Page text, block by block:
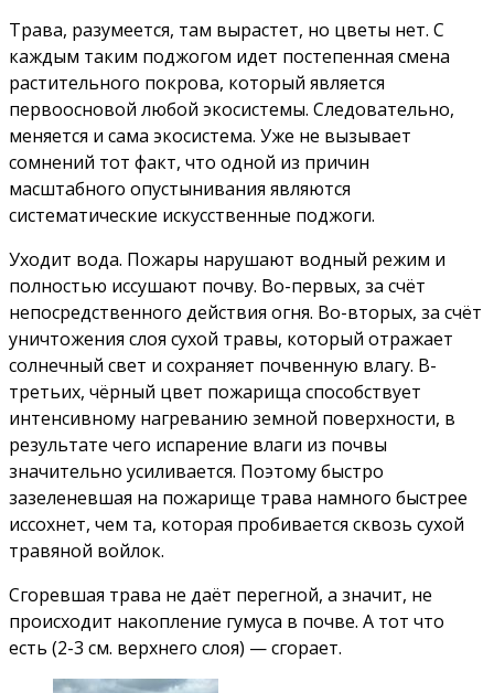
Трава, разумеется, там вырастет, но цветы нет. С
каждым таким поджогом идет постепенная смена
растительного покрова, который является
первоосновой любой экосистемы. Следовательно,
меняется и сама экосистема. Уже не вызывает
сомнений тот факт, что одной из причин
масштабного опустынивания являются
систематические искусственные поджоги.
Уходит вода. Пожары нарушают водный режим и
полностью иссушают поч­ву. Во-первых, за счёт
непосредственного действия огня. Во-вторых, за счёт
уничтожения слоя сухой травы, который отражает
солнечный свет и сохраняет почвенную влагу. В-
третьих, чёрный цвет пожарища способствует
интенсивному нагреванию земной поверхности, в
результате чего испарение влаги из почвы
значительно усиливается. Поэтому быстро
зазеленевшая на пожарище трава намного быстрее
иссохнет, чем та, которая пробивается сквозь сухой
травяной войлок.
Сгоревшая трава не даёт перегной, а значит, не
происходит накопление гумуса в почве. А тот что
есть (2-3 см. верхнего слоя) — сгорает.